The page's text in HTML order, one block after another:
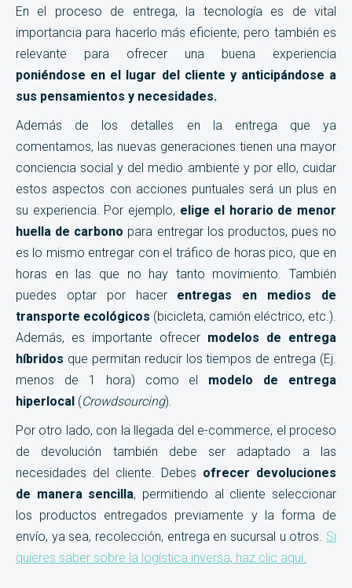
En el proceso de entrega, la tecnología es de vital
importancia para hacerlo más eficiente, pero también es
relevante para ofrecer una buena experiencia
poniéndose en el lugar del cliente y anticipándose a
sus pensamientos y necesidades.
Además de los detalles en la entrega que ya
comentamos, las nuevas generaciones tienen una mayor
conciencia social y del medio ambiente y por ello, cuidar
estos aspectos con acciones puntuales será un plus en
su experiencia. Por ejemplo, elige el horario de menor
huella de carbono para entregar los productos, pues no
es lo mismo entregar con el tráfico de horas pico, que en
horas en las que no hay tanto movimiento. También
puedes optar por hacer entregas en medios de
transporte ecológicos (bicicleta, camión eléctrico, etc.).
Además, es importante ofrecer modelos de entrega
híbridos que permitan reducir los tiempos de entrega (Ej.
menos de 1 hora) como el modelo de entrega
hiperlocal (Crowdsourcing).
Por otro lado, con la llegada del e-commerce, el proceso
de devolución también debe ser adaptado a las
necesidades del cliente. Debes ofrecer devoluciones
de manera sencilla, permitiendo al cliente seleccionar
los productos entregados previamente y la forma de
envío, ya sea, recolección, entrega en sucursal u otros. Si
quieres saber sobre la logística inversa, haz clic aquí.